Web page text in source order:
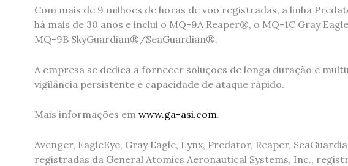
Com mais de 9 milhões de horas de voo registradas, a linha
há mais de 30 anos e inclui o MQ-9A Reaper®, o MQ-1C Gray
MQ-9B SkyGuardian®/SeaGuardian®.
A empresa se dedica a fornecer soluções de longa duração e
vigilância persistente e capacidade de ataque rápido.
Mais informações em www.ga-asi.com.
Avenger, EagleEye, Gray Eagle, Lynx, Predator, Reaper,
registradas da General Atomics Aeronautical Systems, Inc.,